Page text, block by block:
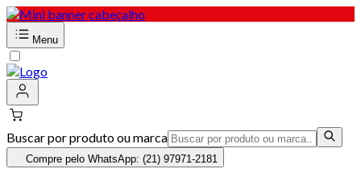
Menu
Buscar por produto ou marca
Compre pelo WhatsApp: (21) 97971-2181